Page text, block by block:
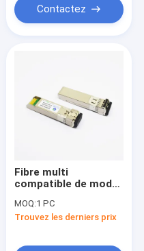
Contactez
Fibre multi
compatible de mode
récepteur 850nm
300m de fibre de
MOQ:1 PC
Trouvez les derniers prix